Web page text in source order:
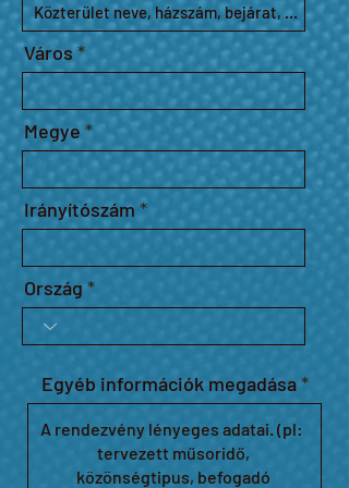
Város
Megye
Irányítószám
Ország
Egyéb információk megadása